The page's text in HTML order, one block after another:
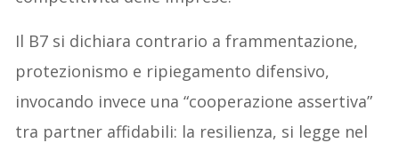
Il B7 si dichiara contrario a frammentazione,
protezionismo e ripiegamento difensivo,
invocando invece una “cooperazione assertiva”
tra partner affidabili: la resilienza, si legge nel